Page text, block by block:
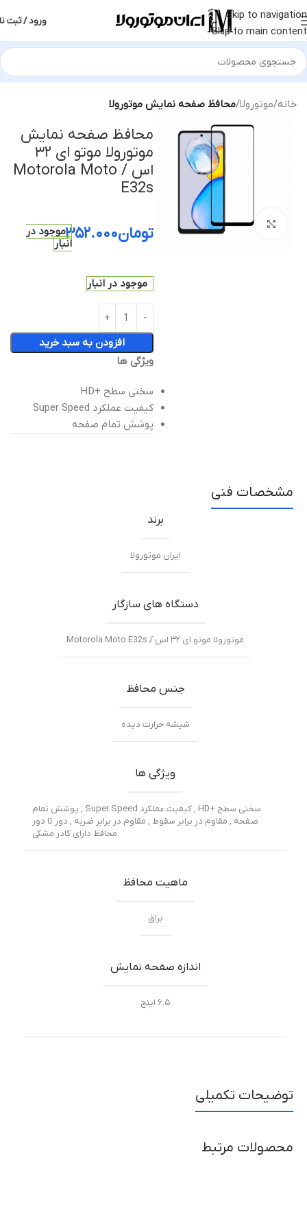
Skip to navigation
Skip to main content
ورود / ثبت
خانه موتورولا محافظ صفحه نمایش موتورولا
بزرگنمایی تصویر
محافظ صفحه نمایش
موتورولا موتو ای ۳۲
اس / Motorola Moto
E32s
تومان۳۵۲.۰۰۰موجود در
انبار
موجود در انبار
افزودن به سبد خرید
ويژگی ها
سختی سطح +HD
کیفیت عملکرد Super Speed
پوشش تمام صفحه
مشخصات فنی
برند
ایران موتورولا
دستگاه های سازگار
موتورولا موتو ای ۳۲ اس / Motorola Moto E32s
جنس محافظ
شیشه حرارت دیده
ویژگی ها
سختی سطح +HD , کیفیت عملکرد Super Speed , پوشش تمام
صفحه , مقاوم در برابر سقوط , مقاوم در برابر ضربه , دور تا دور
محافظ دارای کادر مشکی
ماهیت محافظ
براق
اندازه صفحه نمایش
۶.۵ اینچ
توضیحات تکمیلی
محصولات مرتبط